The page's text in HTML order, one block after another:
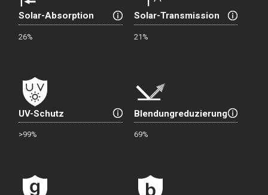
Solar-Absorption
26%
Solar-Transmission
21%
UV-Schutz
>99%
Blendungreduzierung
69%